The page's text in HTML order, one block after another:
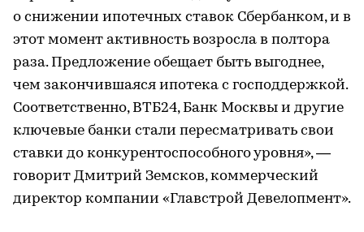
о снижении ипотечных ставок Сбербанком, и в
этот момент активность возросла в полтора
раза. Предложение обещает быть выгоднее,
чем закончившаяся ипотека с господдержкой.
Соответственно, ВТБ24, Банк Москвы и другие
ключевые банки стали пересматривать свои
ставки до конкурентоспособного уровня», —
говорит Дмитрий Земсков, коммерческий
директор компании «Главстрой Девелопмент».